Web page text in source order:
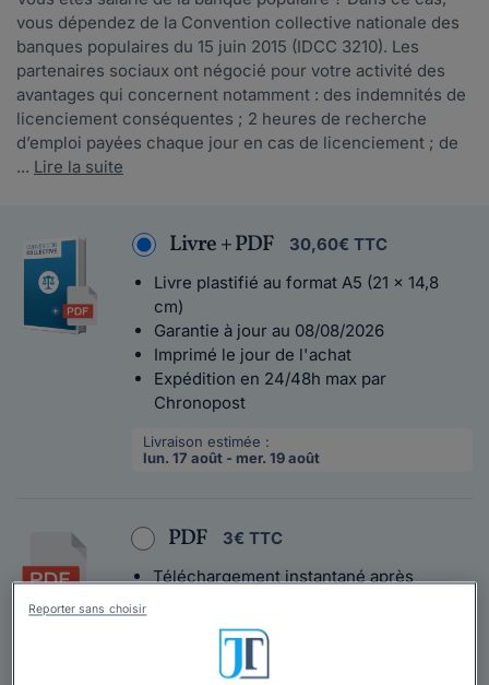
vous dépendez de la Convention collective nationale des
banques populaires du 15 juin 2015 (IDCC 3210). Les
partenaires sociaux ont négocié pour votre activité des
avantages qui concernent notamment : des indemnités de
licenciement conséquentes ; 2 heures de recherche
d’emploi payées chaque jour en cas de licenciement ; de
... Lire la suite
Livre + PDF
30,60€ TTC
Livre plastifié au format A5 (21 x 14,8
cm)
Garantie à jour au 08/08/2026
Imprimé le jour de l'achat
Expédition en 24/48h max par
Chronopost
Livraison estimée :
lun. 17 août - mer. 19 août
PDF
3€ TTC
Téléchargement instantané après
Licence DILA - Legifrance
Texte intégral
Reporter sans choisir